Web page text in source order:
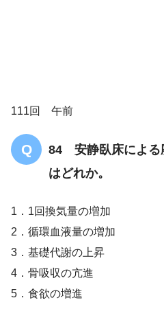
111回 午前
84 安静臥床による
はどれか。
1．1回換気量の増加
2．循環血液量の増加
3．基礎代謝の上昇
4．骨吸収の亢進
5．食欲の増進